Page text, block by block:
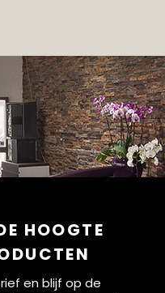
HOOGTE
en blijf op de